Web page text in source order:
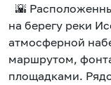
🌇
на берегу реки
атмосферной
маршрутом,
площадками.